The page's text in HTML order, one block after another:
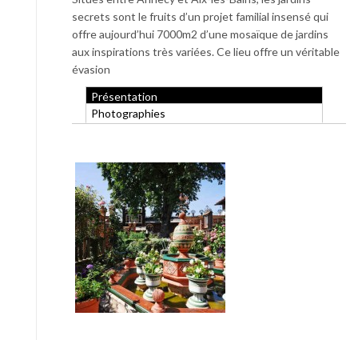
secrets sont le fruits d’un projet familial insensé qui
offre aujourd’hui 7000m2 d’une mosaïque de jardins
aux inspirations très variées. Ce lieu offre un véritable
évasion
Présentation
Photographies